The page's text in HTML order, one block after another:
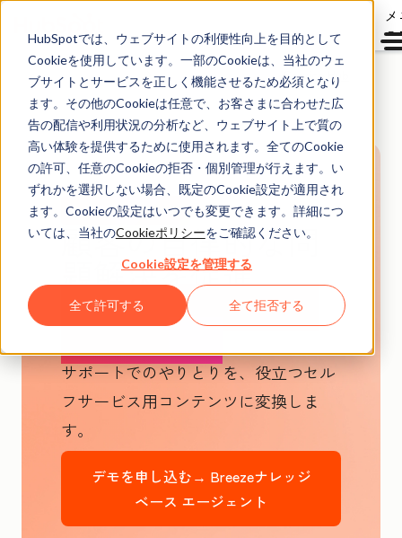
HubSpotでは、ウェブサイトの利便性向上を目的として
Cookieを使用しています。一部のCookieは、当社のウェ
ブサイトとサービスを正しく機能させるため必須となり
ます。その他のCookieは任意で、お客さまに合わせた広
告の配信や利用状況の分析など、ウェブサイト上で質の
高い体験を提供するために使用されます。全てのCookie
の許可、任意のCookieの拒否・個別管理が行えます。い
ずれかを選択しない場合、既定のCookie設定が適用され
ます。Cookieの設定はいつでも変更できます。詳細につ
いては、当社のCookieポリシーをご確認ください。
Cookie設定を管理する
全て許可する 全て拒否する
Service Hub
AI搭載 ベータ版
顧客の自律的な問
題解決を促進
ナレッジベースエ
ージェント
サポートでのやりとりを、役立つセル
フサービス用コンテンツに変換しま
す。
デモを申し込む→ Breezeナレッジ
ベース エージェント